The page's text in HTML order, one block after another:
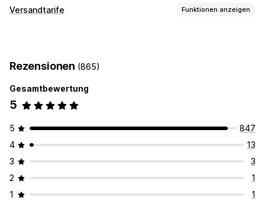
Zustellungsoptionen
Versandtarife Funktionen anzeigen
Mehrere Sprachen
Rezensionen (865)
Gesamtbewertung
5
5
847
4
13
3
3
2
1
1
1